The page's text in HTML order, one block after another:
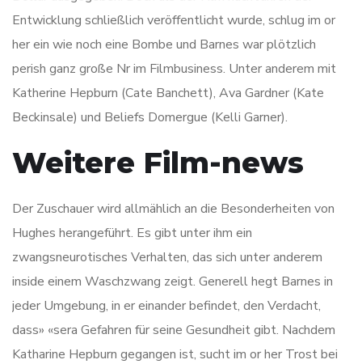
Entwicklung schließlich veröffentlicht wurde, schlug im or
her ein wie noch eine Bombe und Barnes war plötzlich
perish ganz große Nr im Filmbusiness. Unter anderem mit
Katherine Hepburn (Cate Banchett), Ava Gardner (Kate
Beckinsale) und Beliefs Domergue (Kelli Garner).
Weitere Film-news
Der Zuschauer wird allmählich an die Besonderheiten von
Hughes herangeführt. Es gibt unter ihm ein
zwangsneurotisches Verhalten, das sich unter anderem
inside einem Waschzwang zeigt. Generell hegt Barnes in
jeder Umgebung, in er einander befindet, den Verdacht,
dass» «sera Gefahren für seine Gesundheit gibt. Nachdem
Katharine Hepburn gegangen ist, sucht im or her Trost bei